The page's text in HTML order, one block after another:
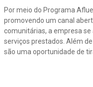
Por meio do Programa
promovendo um canal
comunitárias, a empresa
serviços prestados. Além
são uma oportunidade de